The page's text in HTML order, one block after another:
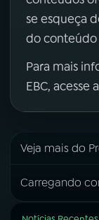
se esqueça
do conteúdo
Para mais
EBC, acesse
Veja mais do
Carregando